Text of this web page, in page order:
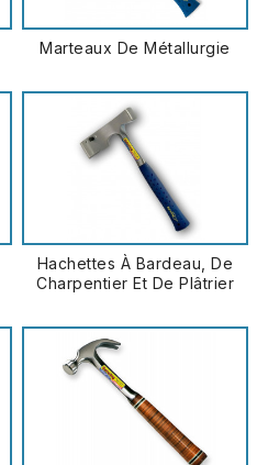
Marteaux De Métallurgie
Hachettes À Bardeau, De
Charpentier Et De Plâtrier